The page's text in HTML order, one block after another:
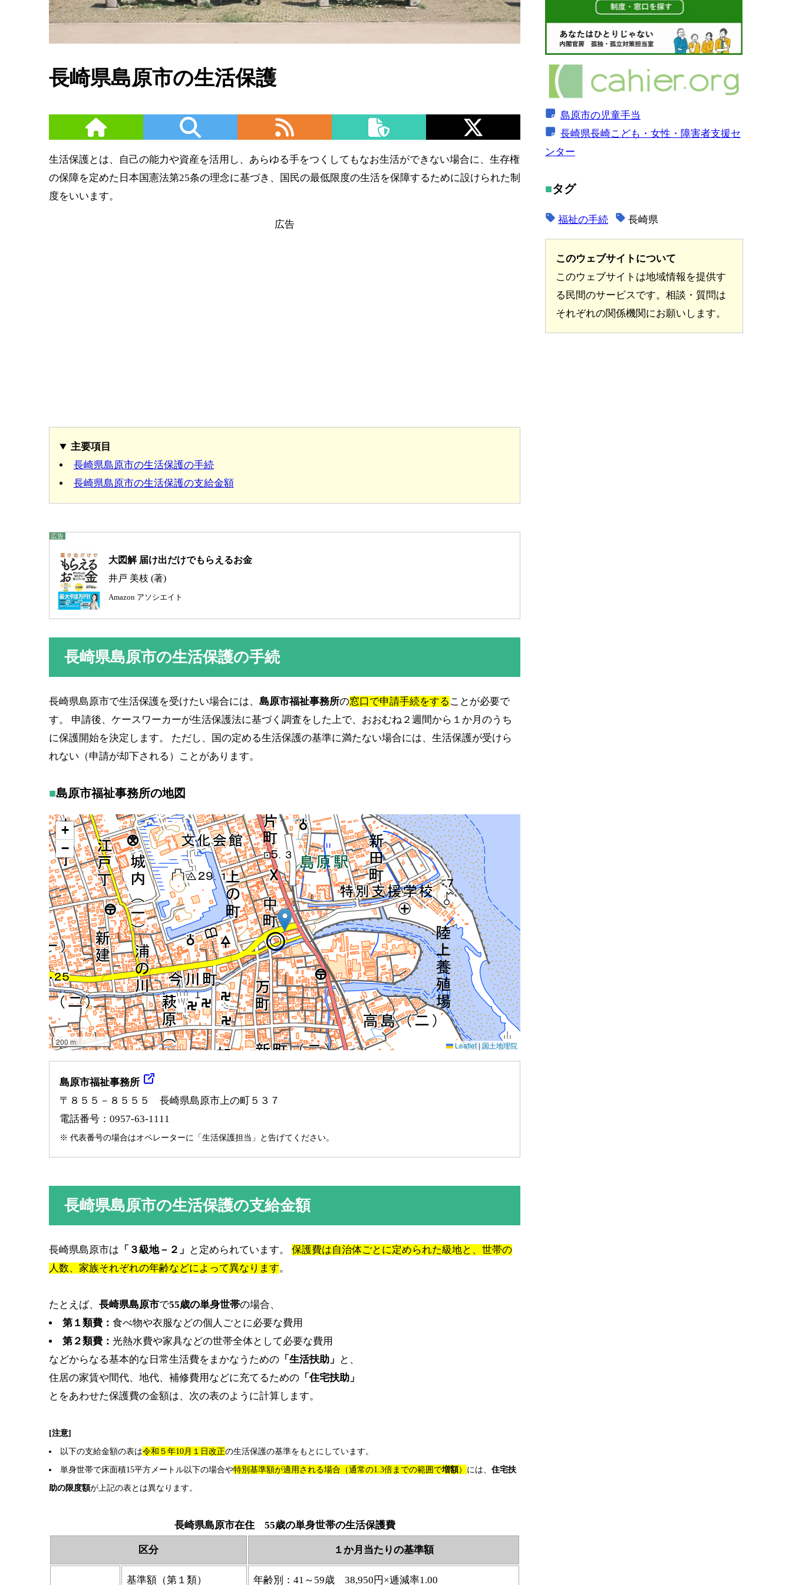
長崎県島原市の生活保護
生活保護とは、自己の能力や資産を活用し、あらゆる手をつくしてもなお生活ができない場合に、生存権
の保障を定めた日本国憲法第25条の理念に基づき、国民の最低限度の生活を保障するために設けられた制
度をいいます。
主要項目
長崎県島原市の生活保護の手続
長崎県島原市の生活保護の支給金額
大図解 届け出だけでもらえるお金
井戸 美枝 (著)
Amazon アソシエイト
長崎県島原市の生活保護の手続
長崎県島原市で生活保護を受けたい場合には、 島原市福祉事務所の窓口で申請手続をする ことが必要で
す。 申請後、ケースワーカーが生活保護法に基づく調査をした上で、おおむね２週間から１か月のうち
に保護開始を決定します。 ただし、国の定める生活保護の基準に満たない場合には、生活保護が受けら
れない（申請が却下される）ことがあります。
島原市福祉事務所の地図
島原市福祉事務所
〒８５５－８５５５ 長崎県島原市上の町５３７
電話番号：0957-63-1111
※ 代表番号の場合はオペレーターに「生活保護担当」と告げてください。
長崎県島原市の生活保護の支給金額
長崎県島原市は 「３級地－２」 と定められています。 保護費は自治体ごとに定められた級地と、世帯の
人数、家族それぞれの年齢などによって異なります。
たとえば、 長崎県島原市で55歳の単身世帯の場合、
第１類費：食べ物や衣服などの個人ごとに必要な費用
第２類費：光熱水費や家具などの世帯全体として必要な費用
などからなる基本的な日常生活費をまかなうための 「生活扶助」
と、
住居の家賃や間代、地代、補修費用などに充てるための 「住宅扶助」
とをあわせた保護費の金額は、次の表のように計算します。
[注意]
以下の支給金額の表は令和５年10月１日改正の生活保護の基準をもとにしています。
単身世帯で床面積15平方メートル以下の場合や特別基準額が適用される場合（通常の1.3倍までの範囲で増額） には、住宅扶
助の限度額が上記の表とは異なります。
長崎県島原市在住 55歳の単身世帯の生活保護費
区分 １か月当たりの基準額
基準額（第１類） 年齢別：41～59歳 38,950円×逓減率1.00
島原市の児童手当
長崎県長崎こども・女性・障害者支援セ
ンター
タグ
福祉の手続 長崎県
このウェブサイトについて
このウェブサイトは地域情報を提供す
る民間のサービスです。相談・質問は
それぞれの関係機関にお願いします。